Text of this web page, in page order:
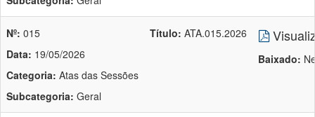
Nº: 015
Data: 19/05/2026
Categoria: Atas das Sessões
Subcategoria: Geral
Título: ATA.015.2026
Baixado: